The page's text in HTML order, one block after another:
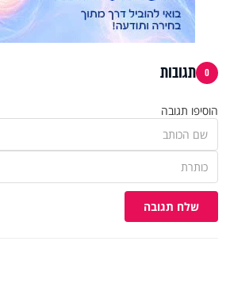
0 תגובות
הוסיפו תגובה
שלח תגובה